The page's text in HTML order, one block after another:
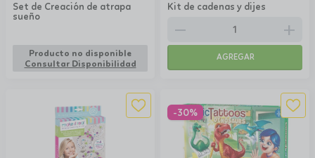
Set de Creación de atrapa
sueño
Producto no disponible
Consultar Disponibilidad
Kit de cadenas y dijes
remove add
AGREGAR
-30%